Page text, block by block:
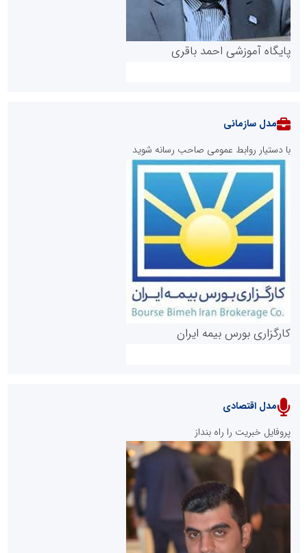
پایگاه آموزشی احمد باقری
روابط عمومی خبرگزاری گزارش خبر
پایگاه خبری نهضت ملی مسکن
مدل سازمانی
با دستیار روابط عمومی صاحب رسانه شوید
کارگزاری بورس بیمه ایران
سازمان بورس و اوراق بهادار
مرجع اخبار موثق در بازارسرمایه
مدل اقتصادی
پروفایل خبریت را راه بنداز